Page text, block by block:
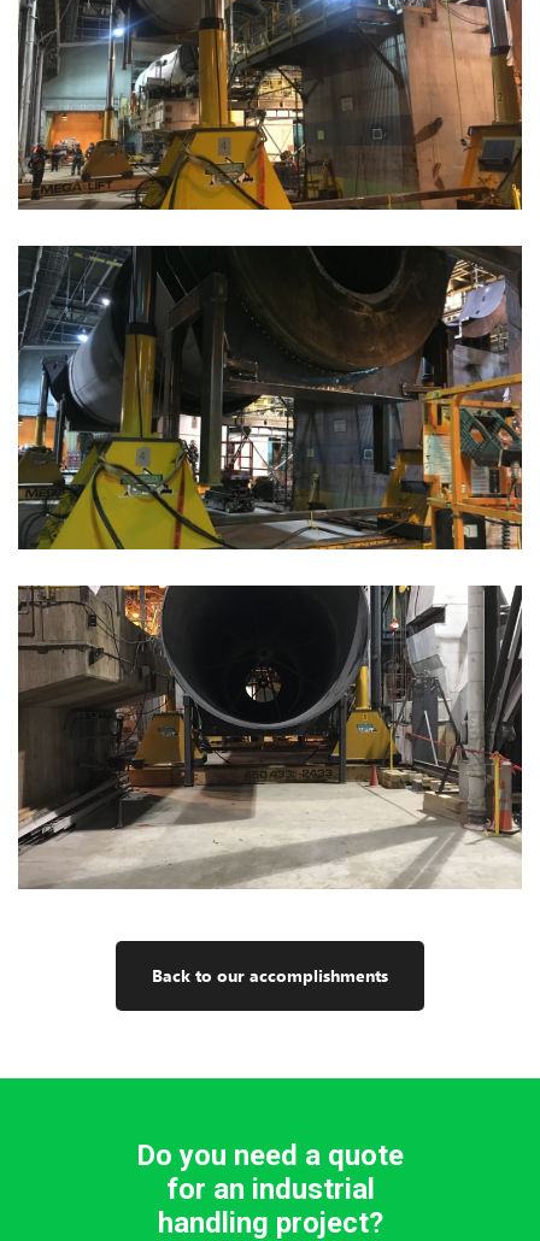
Back to our accomplishments
Do you need a quote
for an industrial
handling project?